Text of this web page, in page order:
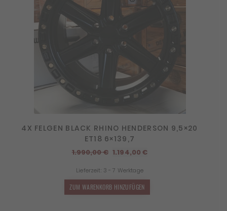
4X FELGEN BLACK RHINO HENDERSON 9,5×20
ET18 6×139,7
1.990,00€ Ursprünglicher
war:
1.990,00 €
1.194,00€Aktueller
Lieferzeit: 3 - 7 Werktage
ZUM WARENKORB HINZUFÜGEN